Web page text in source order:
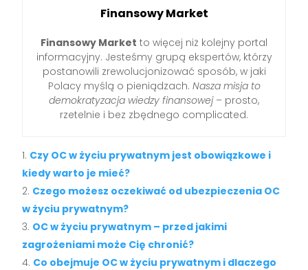
Finansowy Market
Finansowy Market to więcej niż kolejny portal
informacyjny. Jesteśmy grupą ekspertów, którzy
postanowili zrewolucjonizować sposób, w jaki
Polacy myślą o pieniądzach. Nasza misja to
demokratyzacja wiedzy finansowej– prosto,
rzetelnie i bez zbędnego complicated.
Czy OC w życiu prywatnym jest obowiązkowe i
kiedy warto je mieć?
Czego możesz oczekiwać od ubezpieczenia OC
w życiu prywatnym?
OC w życiu prywatnym – przed jakimi
zagrożeniami może Cię chronić?
Co obejmuje OC w życiu prywatnym i dlaczego